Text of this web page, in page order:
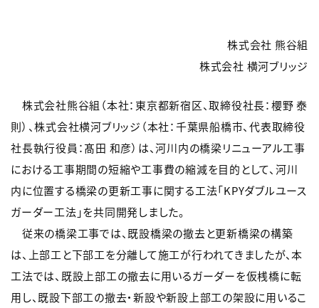
株式会社 熊谷組
株式会社 横河ブリッジ
株式会社熊谷組（本社：東京都新宿区、取締役社長：櫻野 泰
則）、株式会社横河ブリッジ（本社：千葉県船橋市、代表取締役
社長執行役員：髙田 和彦）は、河川内の橋梁リニューアル工事
における工事期間の短縮や工事費の縮減を目的として、河川
内に位置する橋梁の更新工事に関する工法「KPYダブルユース
ガーダー工法」を共同開発しました。
従来の橋梁工事では、既設橋梁の撤去と更新橋梁の構築
は、上部工と下部工を分離して施工が行われてきましたが、本
工法では、既設上部工の撤去に用いるガーダーを仮桟橋に転
用し、既設下部工の撤去・新設や新設上部工の架設に用いるこ